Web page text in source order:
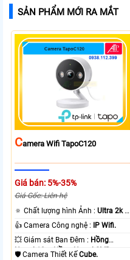
SẢN PHẨM MỚI RA MẮT
CAmera Wifi TapoC120
Giá bán: 5%-35%
Giá Gốc: Liên hệ
🔅 Chất lượng hình Ảnh :Ultra 2k +
.
👍 Camera Công nghệ :
IP Wifi.
💥 Giám sát Ban Đêm : Hồng
Ngoại 10m Hồng Ngoại SMD.
🛡 Camera Thiết KếCube.